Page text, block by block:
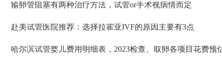
输卵管阻塞有两种治疗方法，试管or手术视病情而定
赴美试管医院推荐：选择拉霍亚IVF的原因主要有3点
哈尔滨试管婴儿费用明细表，2023检查、取卵各项目花费预